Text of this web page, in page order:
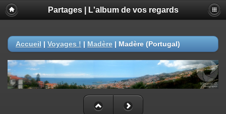
Partages | L'album de vos regards
Accueil | Voyages ! | Madère | Madère (Portugal)